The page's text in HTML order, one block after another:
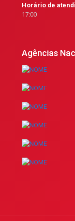
Horário de
17:00
Agências